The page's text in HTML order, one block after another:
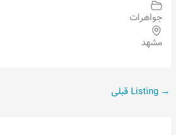
جواهرات
مشهد
→